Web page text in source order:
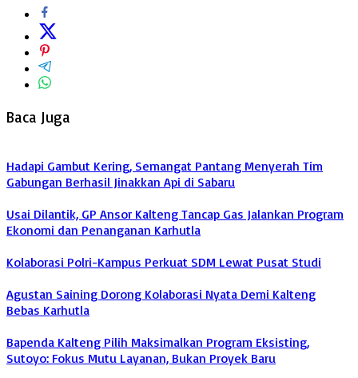
Baca Juga
Hadapi Gambut Kering, Semangat Pantang Menyerah Tim
Gabungan Berhasil Jinakkan Api di Sabaru
Usai Dilantik, GP Ansor Kalteng Tancap Gas Jalankan Program
Ekonomi dan Penanganan Karhutla
Kolaborasi Polri-Kampus Perkuat SDM Lewat Pusat Studi
Agustan Saining Dorong Kolaborasi Nyata Demi Kalteng
Bebas Karhutla
Bapenda Kalteng Pilih Maksimalkan Program Eksisting,
Sutoyo: Fokus Mutu Layanan, Bukan Proyek Baru